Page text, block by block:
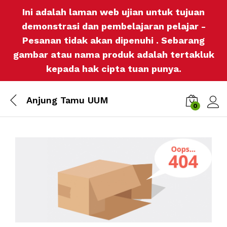
Ini adalah laman web ujian untuk tujuan
demonstrasi dan pembelajaran pelajar -
Pesanan tidak akan dipenuhi . Sebarang
gambar atau nama produk adalah tertakluk
kepada hak cipta tuan punya.
Anjung Tamu UUM
0